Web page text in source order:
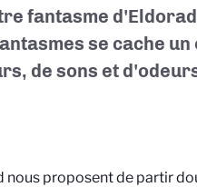
fantasme
se cache un
de sons et
proposent de partir